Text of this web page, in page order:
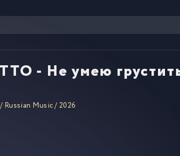
- Не умею
/ Russian Music/ 2026